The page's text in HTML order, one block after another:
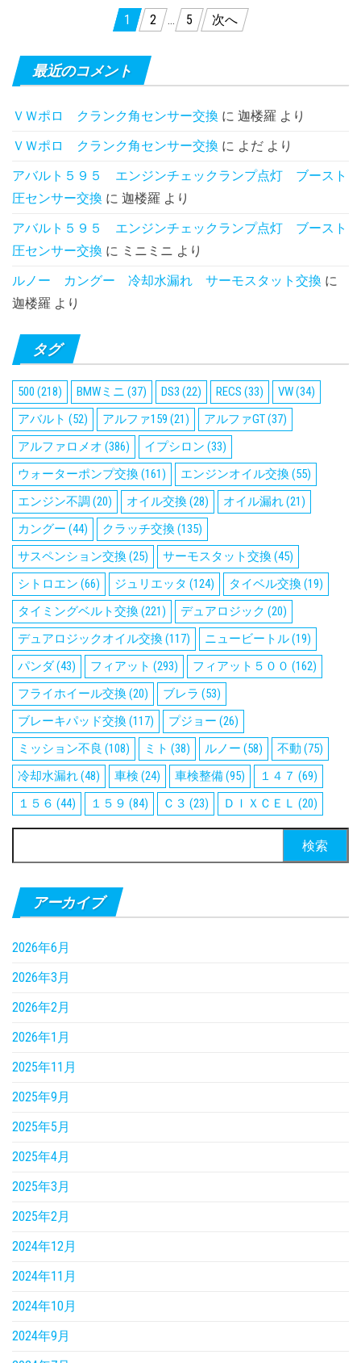
稿
の
ー
ジ
送
り
1 2 … 5 次へ
最近のコメント
ＶＷポロ クランク角センサー交換 に 迦楼羅 より
ＶＷポロ クランク角センサー交換 に よだ より
アバルト５９５ エンジンチェックランプ点灯 ブースト
圧センサー交換 に 迦楼羅 より
アバルト５９５ エンジンチェックランプ点灯 ブースト
圧センサー交換 に ミニミニ より
ルノー カングー 冷却水漏れ サーモスタット交換 に
迦楼羅 より
タグ
500 (218) BMWミニ (37) DS3 (22) RECS (33) VW(34)
アバルト (52) アルファ159 (21) アルファGT(37)
アルファロメオ (386) イプシロン (33)
ウォーターポンプ交換(161) エンジンオイル交換(55)
エンジン不調 (20) オイル交換(28) オイル漏れ(21)
カングー (44) クラッチ交換(135)
サスペンション交換(25) サーモスタット交換(45)
シトロエン (66) ジュリエッタ (124) タイベル交換(19)
タイミングベルト交換(221) デュアロジック (20)
デュアロジックオイル交換(117) ニュービートル(19)
パンダ(43) フィアット (293) フィアット５００ (162)
フライホイール交換(20) ブレラ (53)
ブレーキパッド交換(117) プジョー (26)
ミッション不良 (108) ミト (38) ルノー (58) 不動 (75)
冷却水漏れ(48) 車検 (24) 車検整備(95) １４７ (69)
１５６ (44) １５９ (84) Ｃ３ (23) ＤＩＸＣＥＬ (20)
索:
アーカイブ
2026年6月
2026年3月
2026年2月
2026年1月
2025年11月
2025年9月
2025年5月
2025年4月
2025年3月
2025年2月
2024年12月
2024年11月
2024年10月
2024年9月